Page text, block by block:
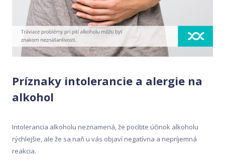
Príznaky intolerancie a alergie na
alkohol
Intolerancia alkoholu neznamená, že pocítite účinok alkoholu
rýchlejšie, ale že sa naň u vás objaví negatívna a nepríjemná
reakcia.